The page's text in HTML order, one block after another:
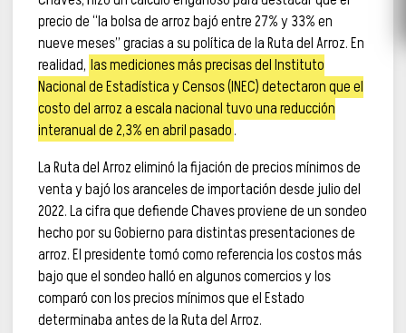
precio de “la bolsa de arroz bajó entre 27% y 33% en
nueve meses” gracias a su política de la Ruta del Arroz. En
realidad, las mediciones más precisas del Instituto
Nacional de Estadística y Censos (INEC) detectaron que el
costo del arroz a escala nacional tuvo una reducción
interanual de 2,3% en abril pasado.
La Ruta del Arroz eliminó la fijación de precios mínimos de
venta y bajó los aranceles de importación desde julio del
2022. La cifra que defiende Chaves proviene de un sondeo
hecho por su Gobierno para distintas presentaciones de
arroz. El presidente tomó como referencia los costos más
bajo que el sondeo halló en algunos comercios y los
comparó con los precios mínimos que el Estado
determinaba antes de la Ruta del Arroz.